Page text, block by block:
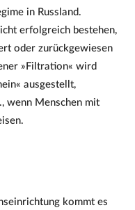
in Russland.
erfolgreich bestehen,
oder zurückgewiesen
»Filtration« wird
ausgestellt,
wenn Menschen mit
kommt es